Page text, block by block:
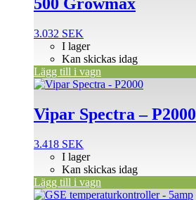
500 Growmax
3.032 SEK
I lager
Kan skickas idag
Lägg till i vagn
Vipar Spectra – P2000
3.418 SEK
I lager
Kan skickas idag
Lägg till i vagn